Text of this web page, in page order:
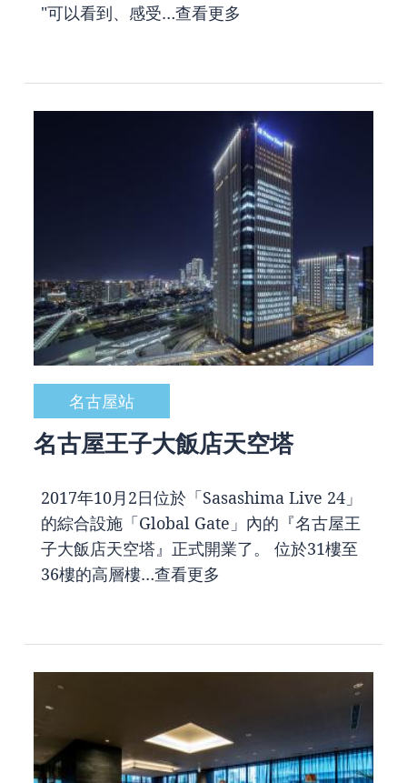
"可以看到、感受…查看更多
名古屋站
名古屋王子大飯店天空塔
2017年10月2日位於「Sasashima Live 24」
的綜合設施「Global Gate」內的『名古屋王
子大飯店天空塔』正式開業了。 位於31樓至
36樓的高層樓…查看更多